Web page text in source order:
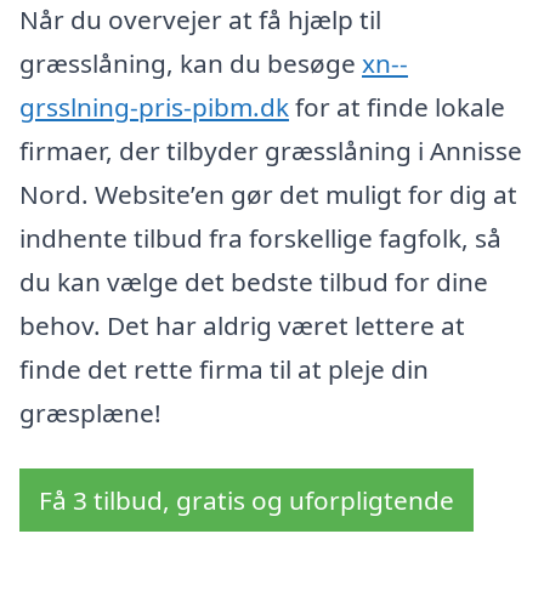
Når du overvejer at få hjælp til
græsslåning, kan du besøge xn--
grsslning-pris-pibm.dkfor at finde lokale
firmaer, der tilbyder græsslåning i Annisse
Nord. Website’en gør det muligt for dig at
indhente tilbud fra forskellige fagfolk, så
du kan vælge det bedste tilbud for dine
behov. Det har aldrig været lettere at
finde det rette firma til at pleje din
græsplæne!
Få 3 tilbud, gratis og uforpligtende